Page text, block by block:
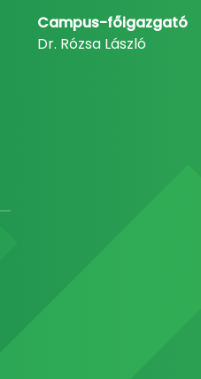
Campus-főigazgató
Dr. Rózsa László